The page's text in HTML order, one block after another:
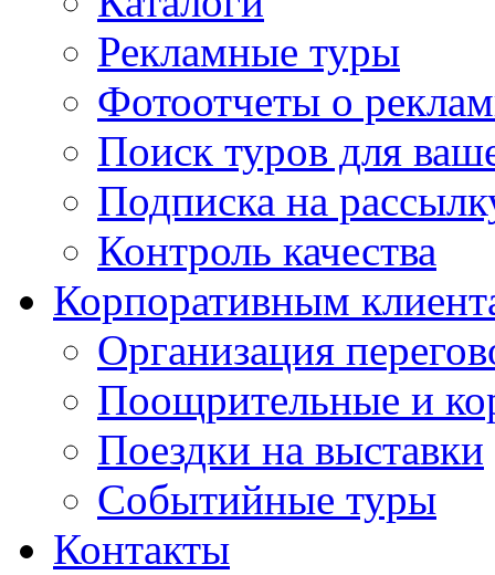
Рекламные туры
Фотоотчеты о
Поиск туров для
Подписка на
Контроль качества
Корпоративным
Организация
Поощрительные и
Поездки на выставки
Событийные туры
Контакты